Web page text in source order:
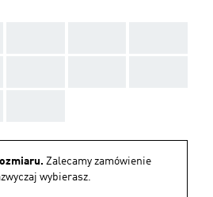
Zalecamy zamówienie
wybierasz.